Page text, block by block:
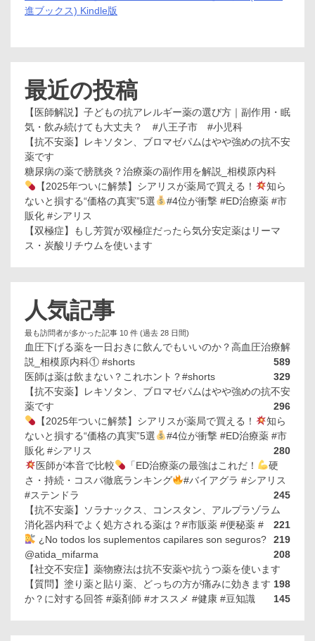
進ブックス) Kindle版
最近の投稿
【医師解説】子どもの抗アレルギー薬の選び方｜副作用・眠
気・飲み続けても大丈夫？ #八王子市 #小児科
【抗不安薬】レキソタン、ブロマゼパムはやや強めの抗不安
薬です
糖尿病の薬で膀胱炎？治療薬の副作用を解説_相模原内科
【2025年ついに解禁】シアリスが薬局で買える！
知ら
ないと損する“価格の真実”5選
#4位が衝撃 #ED治療薬 #市
販化 #シアリス
【双極症】もし芳賀が双極症だったら気分安定薬はリーマ
ス・炭酸リチウムを使います
人気記事
最も訪問者が多かった記事 10 件 (過去 28 日間)
血圧下げる薬を一日おきに飲んでもいいのか？高血圧治療解
説_相模原内科① #shorts
589
医師は薬は飲まない？これホント？#shorts
329
【抗不安薬】レキソタン、ブロマゼパムはやや強めの抗不安
薬です
296
【2025年ついに解禁】シアリスが薬局で買える！
知ら
ないと損する“価格の真実”5選
#4位が衝撃 #ED治療薬 #市
販化 #シアリス
280
医師が本音で比較
「ED治療薬の最強はこれだ！
硬
さ・持続・コスパ徹底ランキング
#バイアグラ #シアリス
#ステンドラ
245
【抗不安薬】ソラナックス、コンスタン、アルプラゾラム
221
消化器内科でよく処方される薬は？#市販薬 #便秘薬 #
219
¿No todos los suplementos capilares son seguros?
@atida_mifarma
208
【社交不安症】薬物療法は抗不安薬や抗うつ薬を使います
198
【質問】塗り薬と貼り薬、どっちの方が痛みに効きます
か？に対する回答 #薬剤師 #オススメ #健康 #豆知識
145